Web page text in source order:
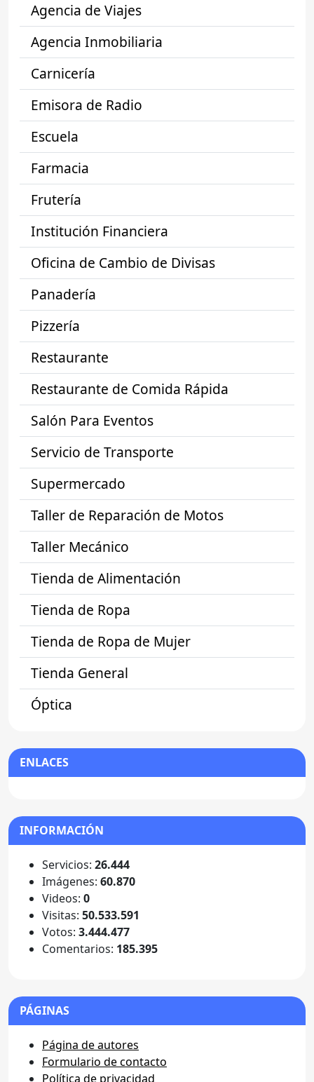
Agencia de Viajes
Agencia Inmobiliaria
Carnicería
Emisora de Radio
Escuela
Farmacia
Frutería
Institución Financiera
Oficina de Cambio de Divisas
Panadería
Pizzería
Restaurante
Restaurante de Comida Rápida
Salón Para Eventos
Servicio de Transporte
Supermercado
Taller de Reparación de Motos
Taller Mecánico
Tienda de Alimentación
Tienda de Ropa
Tienda de Ropa de Mujer
Tienda General
Óptica
ENLACES
INFORMACIÓN
Servicios: 26.444
Imágenes: 60.870
Videos: 0
Visitas: 50.533.591
Votos: 3.444.477
Comentarios: 185.395
PÁGINAS
Página de autores
Formulario de contacto
Política de privacidad